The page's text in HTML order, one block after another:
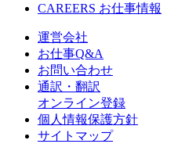
CAREERS お仕事情報
運営会社
お仕事Q&A
お問い合わせ
通訳・翻訳
オンライン登録
個人情報保護方針
サイトマップ